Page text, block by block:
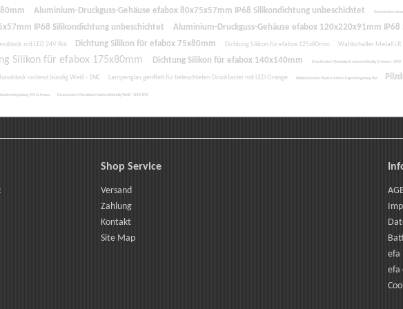
Aluminium-Druckguss-Gehäuse efabox 80x75x57mm IP68 Silikondichtung unbeschichtet Drucktaster
IP68 Silikondichtung unbeschichtet Aluminium-Druckguss-Gehäuse efabox 120x220x91mm
mit LED 24V Rot Dichtung Silikon für efabox 75x80mm Dichtung Silikon für efabox 125x80mm Wahlschalter Metall LR
Silikon für efabox 175x80mm Dichtung Silikon für efabox 140x140mm Drucktaster Monoblock rastend bündig Schwarz - 1NO
rastend bündig Weiß - 1NC Lampenglas geriffelt für beleuchteten Drucktaster mit LED Orange Pilzdrucktaster Plastik 60mm Zugentriegelung Rot
455 Schwarz Drucktaster Monoblock tastend bündig Weiß - 1NO 1NC
Shop Service
Versand
Zahlung
Kontakt
Site Map
efa
efa